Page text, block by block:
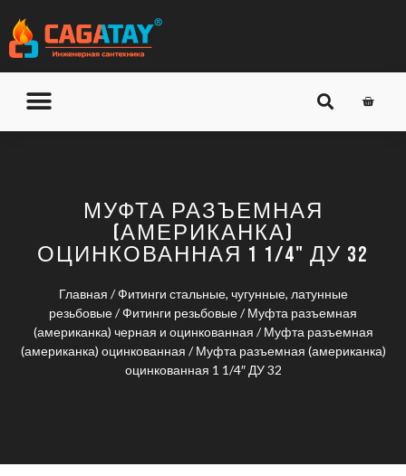
МУФТА РАЗЪЕМНАЯ
(АМЕРИКАНКА)
ОЦИНКОВАННАЯ 1 1/4" ДУ 32
Главная /Фитинги стальные, чугунные, латунные
резьбовые/Фитинги резьбовые/Муфта разъемная
(американка) черная и оцинкованная /Муфта разъемная
(американка) оцинкованная / Муфта разъемная (американка)
оцинкованная 1 1/4″ ДУ 32